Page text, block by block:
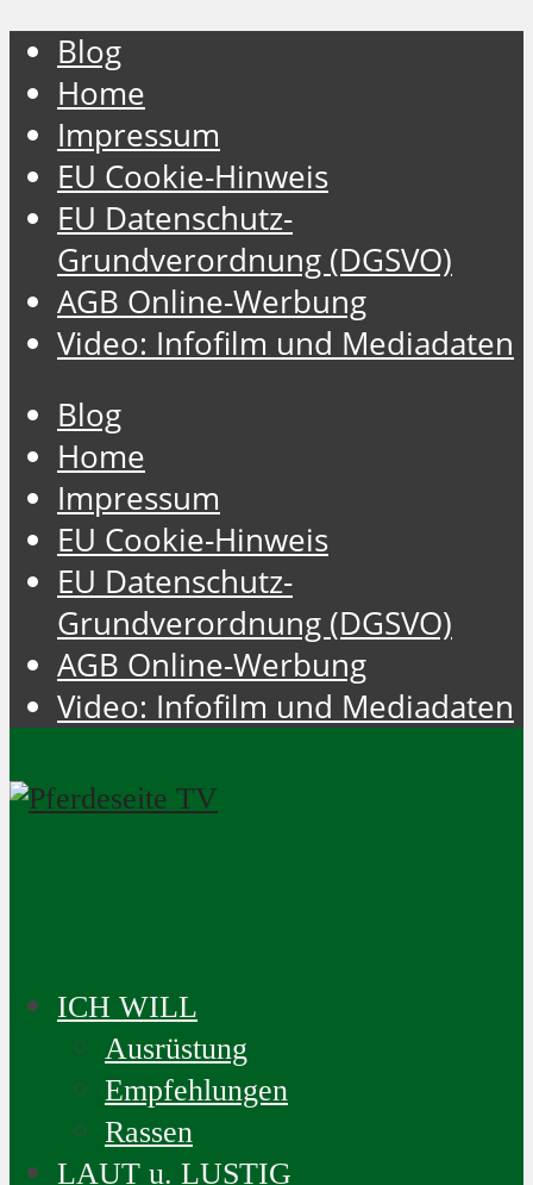
Blog
Home
Impressum
EU Cookie-Hinweis
EU Datenschutz-
Grundverordnung (DGSVO)
AGB Online-Werbung
Video: Infofilm und Mediadaten
Blog
Home
Impressum
EU Cookie-Hinweis
EU Datenschutz-
Grundverordnung (DGSVO)
AGB Online-Werbung
Video: Infofilm und Mediadaten
ICH WILL
Ausrüstung
Empfehlungen
Rassen
LAUT u. LUSTIG